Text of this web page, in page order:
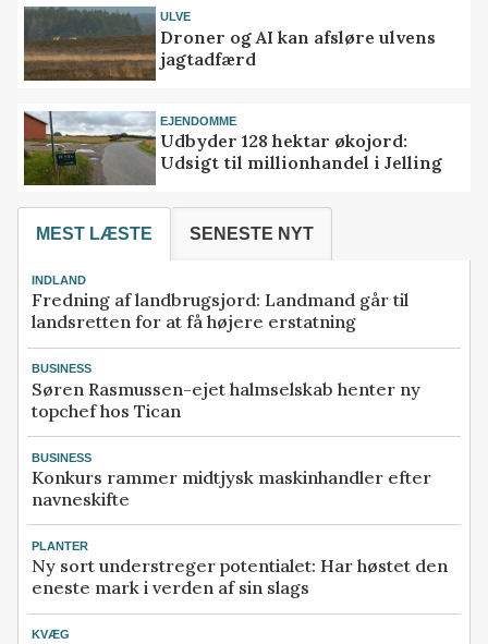
ULVE
Droner og AI kan afsløre ulvens
jagtadfærd
EJENDOMME
Udbyder 128 hektar økojord:
Udsigt til millionhandel i Jelling
MEST LÆSTE SENESTE NYT
INDLAND
Fredning af landbrugsjord: Landmand går til
landsretten for at få højere erstatning
BUSINESS
Søren Rasmussen-ejet halmselskab henter ny
topchef hos Tican
BUSINESS
Konkurs rammer midtjysk maskinhandler efter
navneskifte
PLANTER
Ny sort understreger potentialet: Har høstet den
eneste mark i verden af sin slags
KVÆG